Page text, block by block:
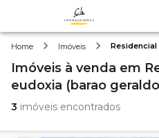
Home Imóveis
Imóveis à venda em
eudoxia (barao
3 imóveis encontrados